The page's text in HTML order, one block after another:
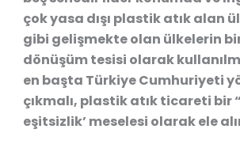
çok yasa dışı plastik atık alan
gibi gelişmekte olan ülkelerin
dönüşüm tesisi olarak
en başta Türkiye Cumhuriyeti
çıkmalı, plastik atık ticareti bir
eşitsizlik’ meselesi olarak ele